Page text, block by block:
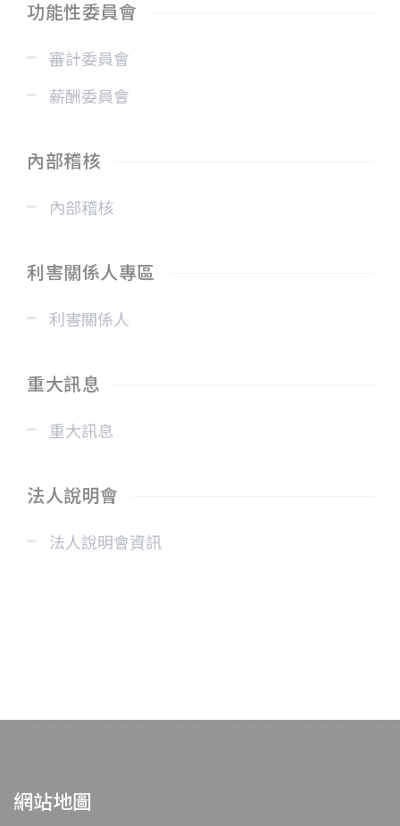
功能性委員會
審計委員會
薪酬委員會
內部稽核
內部稽核
利害關係人專區
利害關係人
重大訊息
重大訊息
法人說明會
法人說明會資訊
網站地圖